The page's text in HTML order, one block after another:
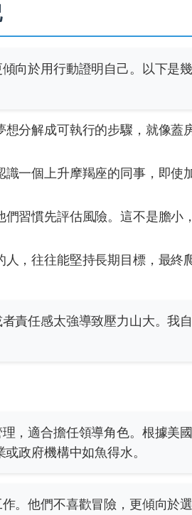
向於用行動證明自己。以下是
分解成可執行的步驟，就像蓋
一個上升摩羯座的同事，即使
習慣先評估風險。這不是膽小
人，往往能堅持長期目標，最終
責任感太強導致壓力山大。我
，適合擔任領導角色。根據美
政府機構中如魚得水。
。他們不喜歡冒險，更傾向於